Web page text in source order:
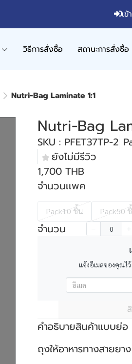
เข้
วิธีการสั่งซื้อ สถานะการสั่งซื้อ
Nutri-Bag Laminate 1:1
Nutri-Bag
SKU : PFET37TP-2
ยังไม่มีรีวิว
1,700 THB
จำนวนเเพค
Pack10 ชิ้น Pack50
จำนวน
แจ้งอีเมลของคุณไ
คำอธิบายสินค้าแบบย่อ
ถุงให้อาหารทางสายยา